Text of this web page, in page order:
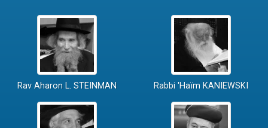
Rav Aharon L. STEINMAN Rabbi 'Haïm KANIEWSKI